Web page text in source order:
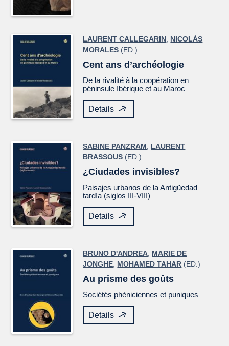
LAURENT CALLEGARIN NICOLÁS
MORALES (ED.)
Cent ans d’archéologie
De la rivalité à la coopération en
péninsule Ibérique et au Maroc
Details
SABINE PANZRAM
LAURENT
BRASSOUS (ED.)
¿Ciudades invisibles?
Paisajes urbanos de la Antigüedad
tardía (siglos III-VIII)
Details
BRUNO D'ANDREA MARIE DE
JONGHE MOHAMED TAHAR (ED.)
Au prisme des goûts
Sociétés phéniciennes et puniques
Details